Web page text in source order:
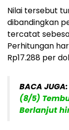
Nilai tersebut
dibandingkan
tercatat
Perhitungan
Rp17.288 per
BACA JUGA:
(8/5)
Berlanjut